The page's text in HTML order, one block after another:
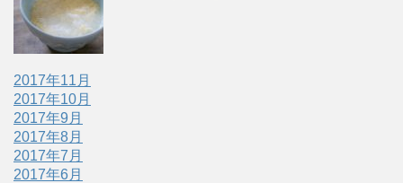
2017年11月
2017年10月
2017年9月
2017年8月
2017年7月
2017年6月